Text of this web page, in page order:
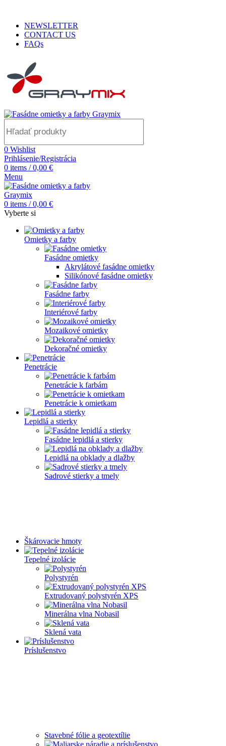
NEWSLETTER
CONTACT US
FAQs
0 Wishlist
Prihlásenie/Registrácia
0 items / 0,00 €
Menu
0 items / 0,00 €
Vyberte si
Omietky a farby
Fasádne omietky
Akrylátové fasádne omietky
Silikónové fasádne omietky
Fasádne farby
Interiérové farby
Mozaikové omietky
Dekoračné omietky
Penetrácie
Penetrácie k farbám
Penetrácie k omietkam
Lepidlá a stierky
Fasádne lepidlá a stierky
Lepidlá na obklady a dlažby
Sadrové stierky a tmely
Škárovacie hmoty
Tepelné izolácie
Polystyrén
Extrudovaný polystyrén XPS
Minerálna vlna Nobasil
Sklená vata
Príslušenstvo
Stavebné fólie a geotextílie